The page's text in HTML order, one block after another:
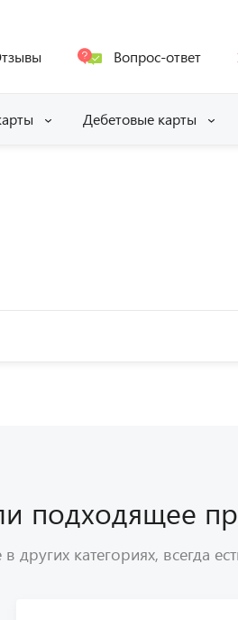
Вопрос-ответ
Дебетовые карты
подходящее
других категориях, всегда